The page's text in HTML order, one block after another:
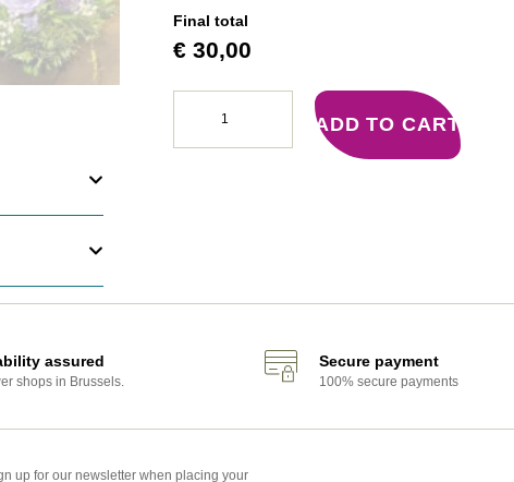
Final total
€30,00
ADD TO CART
assured
shops in Brussels.
Secure payment
100% secure payments
up for our newsletter when placing your